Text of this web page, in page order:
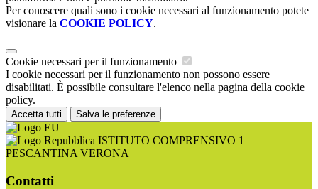
Per conoscere quali sono i cookie necessari al funzionamento potete
visionare la COOKIE POLICY.
Cookie necessari per il funzionamento
I cookie necessari per il funzionamento non possono essere
disabilitati. È possibile consultare l'elenco nella pagina della cookie
policy.
Accetta tutti Salva le preferenze
ISTITUTO COMPRENSIVO 1
PESCANTINA VERONA
Contatti